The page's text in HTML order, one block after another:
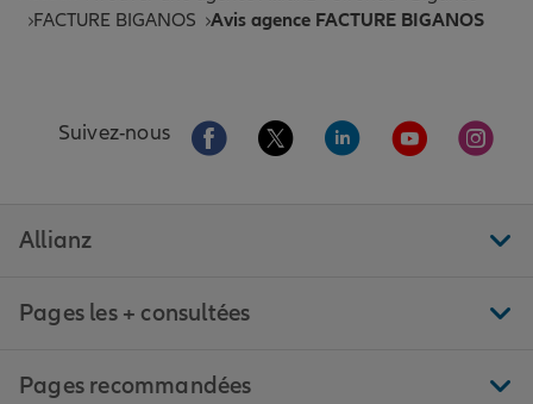
FACTURE BIGANOS
Avis agence FACTURE BIGANOS
Suivez-nous Aller sur la page Facebook de Allianz
Aller sur la page Twitter de
Aller sur la page
Aller sur la
Aller
Allianz
Pages les + consultées
Pages recommandées